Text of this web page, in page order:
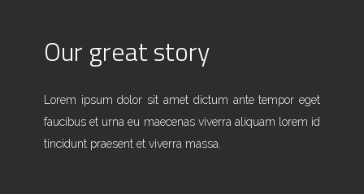
Our great story
Lorem ipsum dolor sit amet dictum ante tempor eget
faucibus et urna eu maecenas viverra aliquam lorem id
tincidunt praesent et viverra massa.